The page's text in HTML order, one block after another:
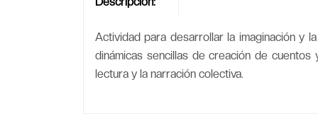
Actividad para desarrollar la imaginación y
dinámicas sencillas de creación de cuentos
lectura y la narración colectiva.